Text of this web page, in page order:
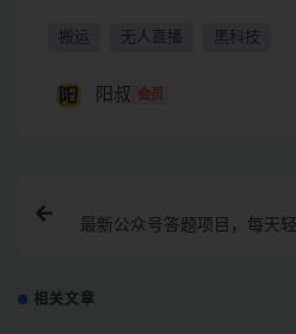
搬运 无人直播 黑科技
阳叔 会员
最新公众号答题项目，每天
相关文章